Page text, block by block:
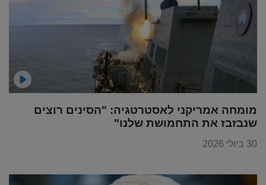
מומחה אמריקני לאסטרטגיה: "הסינים רוצים
שנבזבז את התחמושת שלנו"
30 ביולי 2026